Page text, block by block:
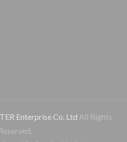
Enterprise Co. Ltd All Rights
Reserved.